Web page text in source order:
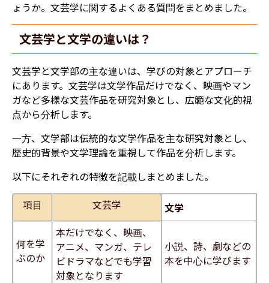
ょうか。文芸学に関するよくある質問をまとめました。
文芸学と文学の違いは？
文芸学と文学部の主な違いは、学びの対象とアプローチ
にあります。文芸学は文学作品だけでなく、映画やマン
ガなど多様な文芸作品を研究対象とし、広範な文化的視
点から分析します。
一方、文学部は伝統的な文学作品を主な研究対象とし、
歴史的背景や文学理論を重視して作品を分析します。
以下にそれぞれの特徴を記載しまとめました。
項目
文芸学 文学​
何を学
ぶのか
本だけでなく、映画、
アニメ、マンガ、テレ
ビドラマなどでも学習
対象となります
小説、詩、劇などの
本を中心に学びます